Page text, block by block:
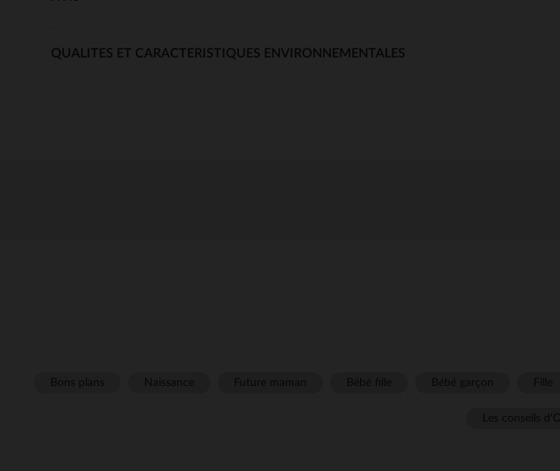
QUALITES ET CARACTERISTIQUES ENVIRONNEMENTALES